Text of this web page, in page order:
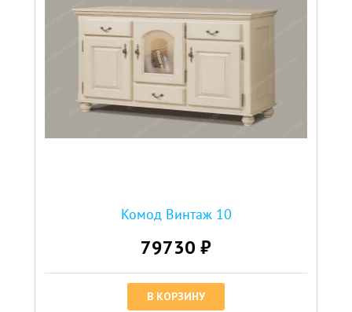
Комод Винтаж 10
79730 ₽
В КОРЗИНУ